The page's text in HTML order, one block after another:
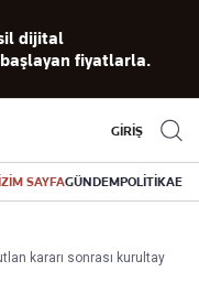
haber
Eski gazeteleri
indirme
canlı soru
cevap
GİRİŞ
SAYFAGÜNDEMPOLİTİKA
kararı sonrası kurultay